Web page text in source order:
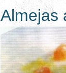
Almejas